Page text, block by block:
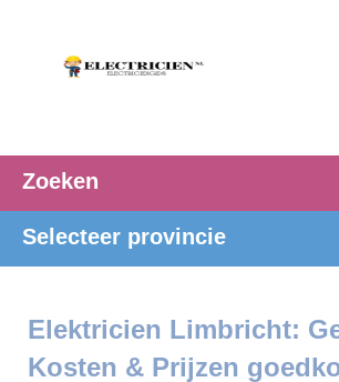
Zoeken
Selecteer provincie
Elektricien Limbricht:
Kosten & Prijzen